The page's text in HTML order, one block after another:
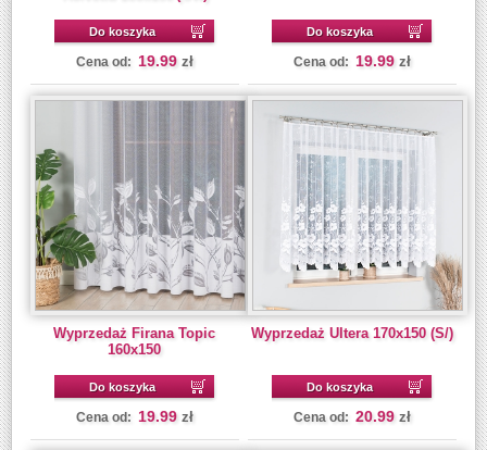
Do koszyka
Cena od: 19.99 zł
Do koszyka
Cena od: 19.99 zł
Wyprzedaż Firana Topic
160x150
Do koszyka
Cena od: 19.99 zł
Wyprzedaż Ultera 170x150 (S/)
Do koszyka
Cena od: 20.99 zł